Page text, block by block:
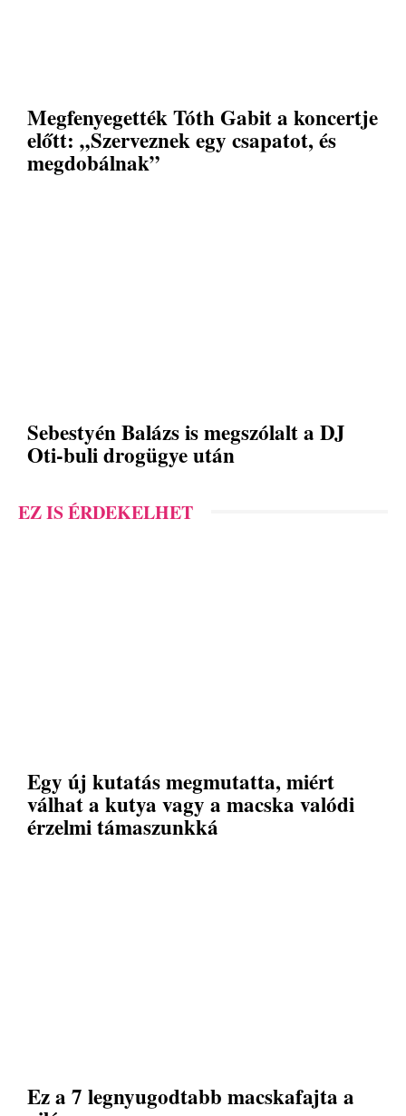
Megfenyegették Tóth Gabit a koncertje
előtt: „Szerveznek egy csapatot, és
megdobálnak”
Sebestyén Balázs is megszólalt a DJ
Oti-buli drogügye után
EZ IS ÉRDEKELHET
Egy új kutatás megmutatta, miért
válhat a kutya vagy a macska valódi
érzelmi támaszunkká
Ez a 7 legnyugodtabb macskafajta a